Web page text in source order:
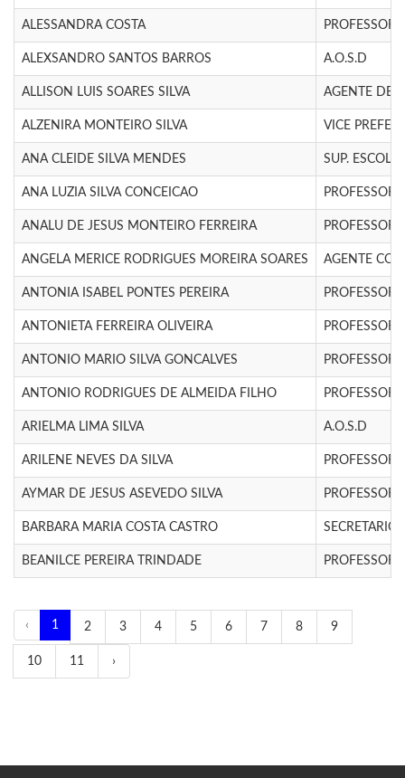
ALESSANDRA COSTA PROFESSOR
ALEXSANDRO SANTOS BARROS A.O.S.D
ALLISON LUIS SOARES SILVA AGENTE DE
ALZENIRA MONTEIRO SILVA VICE
ANA CLEIDE SILVA MENDES SUP.
ANA LUZIA SILVA CONCEICAO PROFESSOR
ANALU DE JESUS MONTEIRO FERREIRA PROFESSOR
ANGELA MERICE RODRIGUES MOREIRA SOARES AGENTE
ANTONIA ISABEL PONTES PEREIRA
ANTONIETA FERREIRA OLIVEIRA
ANTONIO MARIO SILVA GONCALVES
ANTONIO RODRIGUES DE ALMEIDA FILHO
ARIELMA LIMA SILVA A.O.S.D
ARILENE NEVES DA SILVA
AYMAR DE JESUS ASEVEDO SILVA
BARBARA MARIA COSTA CASTRO
BEANILCE PEREIRA TRINDADE PROFESSOR
‹ 1 2 3 4 5 6 7 8 9
10 11 ›